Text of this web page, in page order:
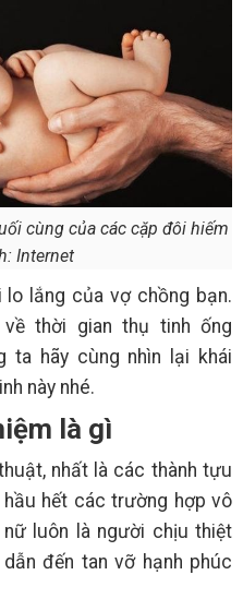
cùng của các cặp đôi hiếm
Internet
lắng của vợ chồng bạn.
thời gian thụ tinh ống
ta hãy cùng nhìn lại khái
này nhé.
là gì
nhất là các thành tựu
hết các trường hợp vô
luôn là người chịu thiệt
đến tan vỡ hạnh phúc